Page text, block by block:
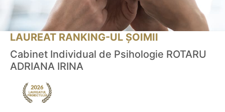
LAUREAT RANKING-UL ȘOIMII
Cabinet Individual de Psihologie ROTARU
ADRIANA IRINA